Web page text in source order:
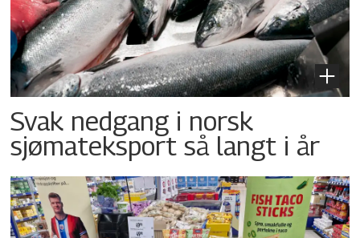
Svak nedgang i norsk
sjømateksport så langt i år